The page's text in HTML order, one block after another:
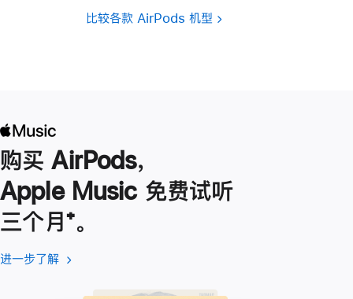
比较各款 AirPods 机型
购买 AirPods，
Apple Music 免费试听
三个月脚
注
⁺。
进一步了解 进
(在